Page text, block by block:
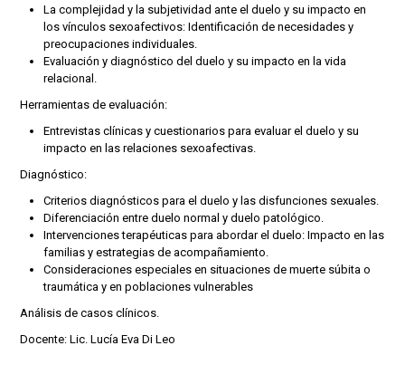
La complejidad y la subjetividad ante el duelo y su impacto en
los vínculos sexoafectivos: Identificación de necesidades y
preocupaciones individuales.
Evaluación y diagnóstico del duelo y su impacto en la vida
relacional.
Herramientas de evaluación:
Entrevistas clínicas y cuestionarios para evaluar el duelo y su
impacto en las relaciones sexoafectivas.
Diagnóstico:
Criterios diagnósticos para el duelo y las disfunciones sexuales.
Diferenciación entre duelo normal y duelo patológico.
Intervenciones terapéuticas para abordar el duelo: Impacto en las
familias y estrategias de acompañamiento.
Consideraciones especiales en situaciones de muerte súbita o
traumática y en poblaciones vulnerables
Análisis de casos clínicos.
Docente: Lic. Lucía Eva Di Leo